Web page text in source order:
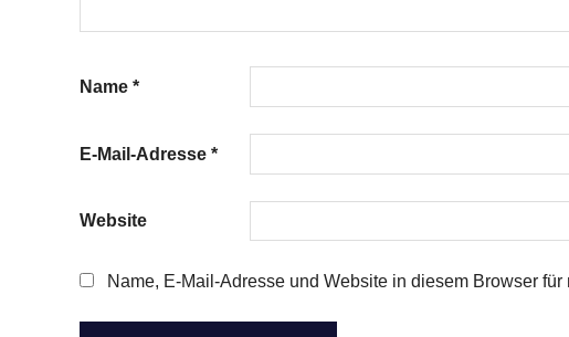
Name *
E-Mail-Adresse *
Website
Name, E-Mail-Adresse und Website in diesem Browser